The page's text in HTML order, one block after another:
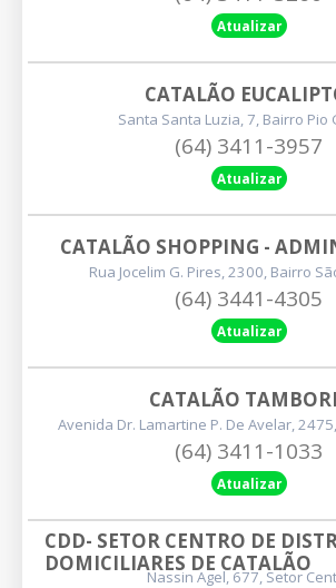
Atualizar
CATALÃO
Santa Santa Luzia, 7, Bairro Pio
(64) 3411-3957
Atualizar
CATALÃO SHOPPING -
Rua Jocelim G. Pires, 2300, Bairro
(64) 3441-4305
Atualizar
CATALÃO
Avenida Dr. Lamartine P. De Avelar,
(64) 3411-1033
Atualizar
CDD- SETOR CENTRO DE
DOMICILIARES DE CATALÃO
Nassin Agel, 677, Setor